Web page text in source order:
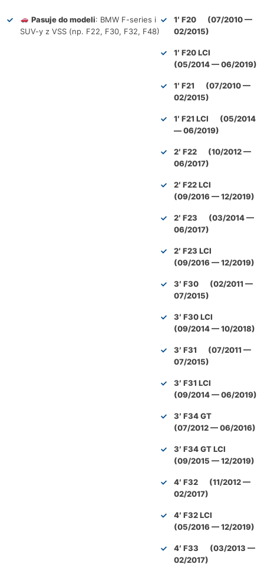
Pasuje do modeli: BMW F-series i
SUV-y z VSS (np. F22, F30, F32, F48)
1′ F20 (07/2010 —
02/2015)
1′ F20 LCI
(05/2014 — 06/2019)
1′ F21 (07/2010 —
02/2015)
1′ F21 LCI (05/2014
— 06/2019)
2′ F22 (10/2012 —
06/2017)
2′ F22 LCI
(09/2016 — 12/2019)
2′ F23 (03/2014 —
06/2017)
2′ F23 LCI
(09/2016 — 12/2019)
3′ F30 (02/2011 —
07/2015)
3′ F30 LCI
(09/2014 — 10/2018)
3′ F31 (07/2011 —
07/2015)
3′ F31 LCI
(09/2014 — 06/2019)
3′ F34 GT
(07/2012 — 06/2016)
3′ F34 GT LCI
(09/2015 — 12/2019)
4′ F32 (11/2012 —
02/2017)
4′ F32 LCI
(05/2016 — 12/2019)
4′ F33 (03/2013 —
02/2017)